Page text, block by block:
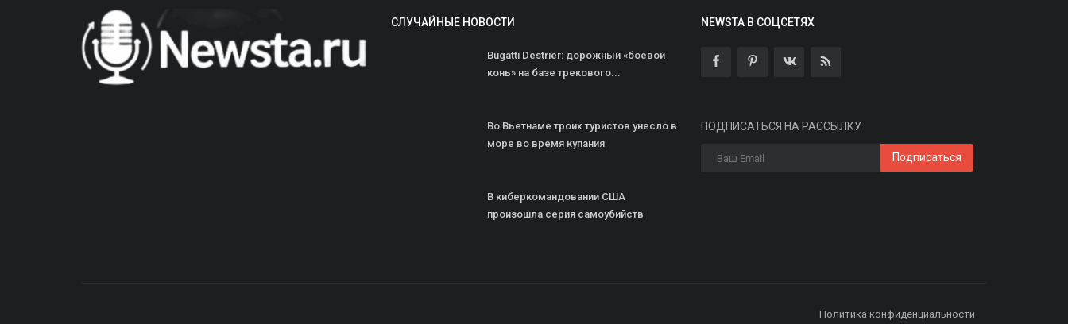
клиентов...
admin Aug 7, 2026
СЛУЧАЙНЫЕ НОВОСТИ
Bugatti Destrier: дорожный «боевой
конь» на базе трекового...
Во Вьетнаме троих туристов унесло в
море во время купания
В киберкомандовании США
произошла серия самоубийств
NEWSTA В СОЦСЕТЯХ
ПОДПИСАТЬСЯ НА РАССЫЛКУ
Подписаться
Политика конфиденциальности